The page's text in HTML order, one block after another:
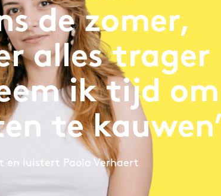
de zomer,
alles trager
ik tijd om
te kauwen’
en luistert Paola Verhaert